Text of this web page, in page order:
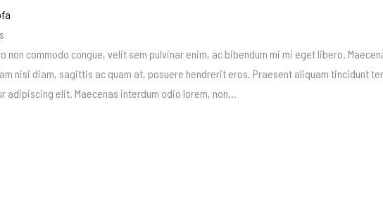
non commodo congue, velit sem pulvinar enim, ac bibendum mi mi eget libero.
nisi diam, sagittis ac quam at, posuere hendrerit eros. Praesent aliquam tincidunt
adipiscing elit. Maecenas interdum odio lorem, non...